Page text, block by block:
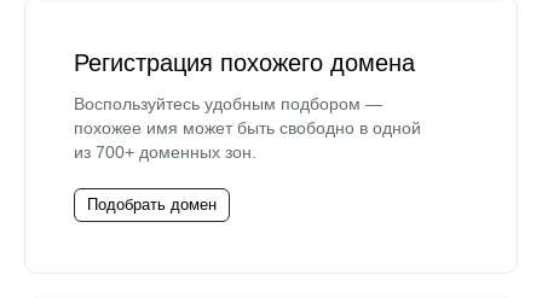
Регистрация похожего домена
Воспользуйтесь удобным подбором —
похожее имя может быть свободно в одной
из 700+ доменных зон.
Подобрать домен